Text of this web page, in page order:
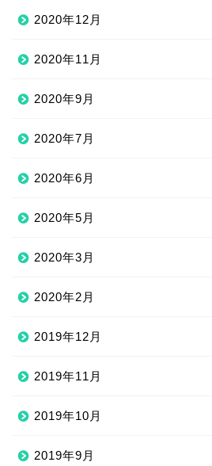
2020年12月
2020年11月
2020年9月
2020年7月
2020年6月
2020年5月
2020年3月
2020年2月
2019年12月
2019年11月
2019年10月
2019年9月